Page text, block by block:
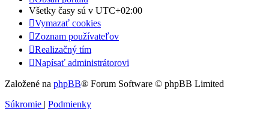
Všetky časy sú v UTC+02:00
Vymazať cookies
Zoznam používateľov
Realizačný tím
Napísať administrátorovi
Založené na phpBB® Forum Software © phpBB Limited
Súkromie | Podmienky